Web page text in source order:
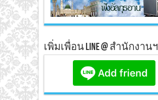
เพิ่มเพื่อน line @ สำนักงานฯ